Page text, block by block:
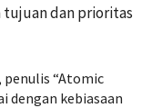
tujuan dan prioritas
penulis “Atomic
dengan kebiasaan